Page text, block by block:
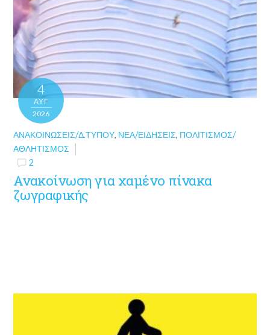
4
ΑΥΓ
2026
ΑΝΑΚΟΙΝΏΣΕΙΣ/Δ.ΤΎΠΟΥ, ΝΈΑ/ΕΙΔΉΣΕΙΣ, ΠΟΛΙΤΙΣΜΌΣ/
ΑΘΛΗΤΙΣΜΌΣ
2
Ανακοίνωση για χαμένο πίνακα
ζωγραφικής